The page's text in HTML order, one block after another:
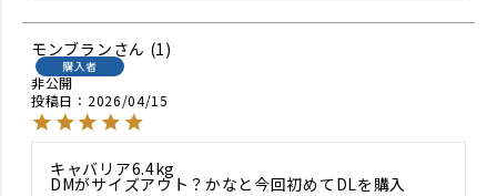
モンブラン 1
購入者
非公開
投稿日
2026/04/15
キャバリア6.4kg
DMがサイズアウト？かなと今回初めてDLを購入